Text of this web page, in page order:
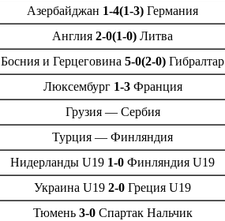
Азербайджан 1-4(1-3) Германия
Англия 2-0(1-0) Литва
Босния и Герцеговина 5-0(2-0) Гибралтар
Люксембург 1-3Франция
Грузия — Сербия
Турция — Финляндия
Нидерланды U19 1-0 Финляндия U19
Украина U19 2-0 Греция U19
Тюмень 3-0Спартак Нальчик